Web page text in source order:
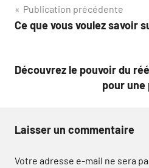
Navigation
de
Publication précédente
Ce que vous voulez savoir
Découvrez le pouvoir du
pour
Laisser un commentaire
Votre adresse e-mail ne sera